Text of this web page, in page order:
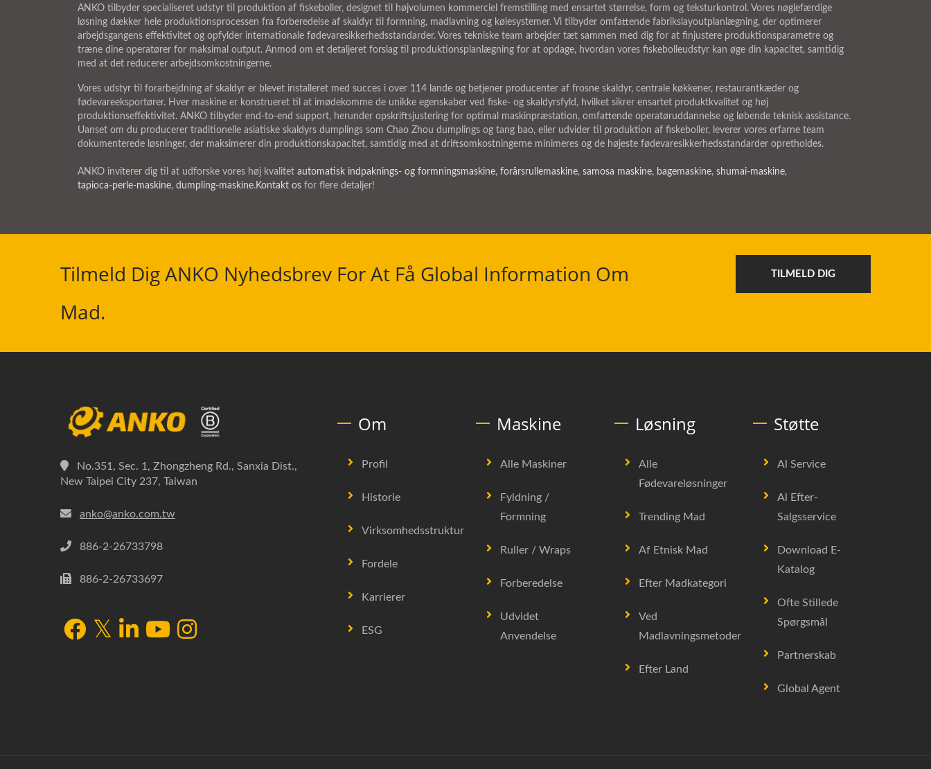
ANKO tilbyder specialiseret udstyr til produktion af fiskeboller, designet til højvolumen kommerciel fremstilling med ensartet størrelse, form og teksturkontrol. Vores nøglefærdige
løsning dækker hele produktionsprocessen fra forberedelse af skaldyr til formning, madlavning og kølesystemer. Vi tilbyder omfattende fabrikslayoutplanlægning, der optimerer
arbejdsgangens effektivitet og opfylder internationale fødevaresikkerhedsstandarder. Vores tekniske team arbejder tæt sammen med dig for at finjustere produktionsparametre og
træne dine operatører for maksimal output. Anmod om et detaljeret forslag til produktionsplanlægning for at opdage, hvordan vores fiskebolleudstyr kan øge din kapacitet, samtidig
med at det reducerer arbejdsomkostningerne.
Vores udstyr til forarbejdning af skaldyr er blevet installeret med succes i over 114 lande og betjener producenter af frosne skaldyr, centrale køkkener, restaurantkæder og
fødevareeksportører. Hver maskine er konstrueret til at imødekomme de unikke egenskaber ved fiske- og skaldyrsfyld, hvilket sikrer ensartet produktkvalitet og høj
produktionseffektivitet. ANKO tilbyder end-to-end support, herunder opskriftsjustering for optimal maskinpræstation, omfattende operatøruddannelse og løbende teknisk assistance.
Uanset om du producerer traditionelle asiatiske skaldyrs dumplings som Chao Zhou dumplings og tang bao, eller udvider til produktion af fiskeboller, leverer vores erfarne team
dokumenterede løsninger, der maksimerer din produktionskapacitet, samtidig med at driftsomkostningerne minimeres og de højeste fødevaresikkerhedsstandarder opretholdes.
ANKO inviterer dig til at udforske vores høj kvalitet automatisk indpaknings- og formningsmaskine, forårsrullemaskine, samosa maskine, bagemaskine, shumai-maskine,
tapioca-perle-maskine, dumpling-maskine.Kontakt os for flere detaljer!
Tilmeld Dig ANKO Nyhedsbrev For At Få Global Information Om
Mad.
TILMELD DIG
No.351, Sec. 1, Zhongzheng Rd., Sanxia Dist.,
New Taipei City 237, Taiwan
anko@anko.com.tw
886-2-26733798
886-2-26733697
Om
Profil
Historie
Virksomhedsstruktur
Fordele
Karrierer
ESG
Maskine
Alle Maskiner
Fyldning /
Formning
Ruller / Wraps
Forberedelse
Udvidet
Anvendelse
Løsning
Alle
Fødevareløsninger
Trending Mad
Af Etnisk Mad
Efter Madkategori
Ved
Madlavningsmetoder
Efter Land
Støtte
Al Service
Al Efter-
Salgsservice
Download E-
Katalog
Ofte Stillede
Spørgsmål
Partnerskab
Global Agent